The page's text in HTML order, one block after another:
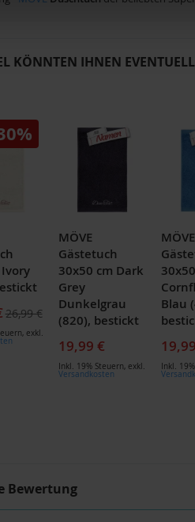
KÖNNTEN IHNEN
26,99 €
, exkl.
MÖVE
Gästetuch
30x50 cm Dark
Grey
Dunkelgrau
(820), bestickt
19,99 €
Inkl. 19% Steuern, exkl.
Versandkosten
MÖVE
Blau
Inkl.
Bewertung